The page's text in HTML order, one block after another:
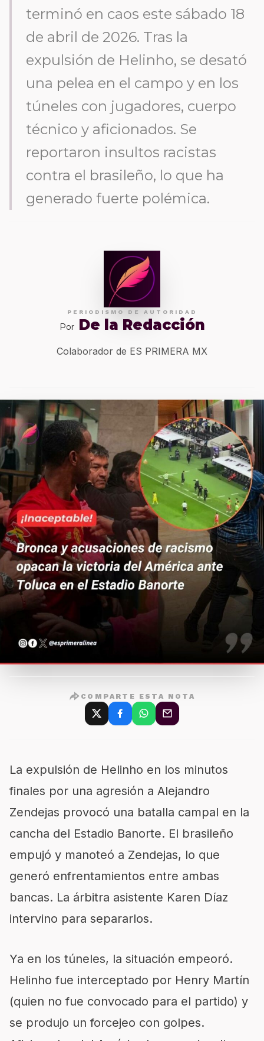
terminó en caos este sábado 18
de abril de 2026. Tras la
expulsión de Helinho, se desató
una pelea en el campo y en los
túneles con jugadores, cuerpo
técnico y aficionados. Se
reportaron insultos racistas
contra el brasileño, lo que ha
generado fuerte polémica.
PERIODISMO DE AUTORIDAD
Por De la Redacción
Colaborador de ES PRIMERA MX
COMPARTE ESTA NOTA
La expulsión de Helinho en los minutos
finales por una agresión a Alejandro
Zendejas provocó una batalla campal en la
cancha del Estadio Banorte. El brasileño
empujó y manoteó a Zendejas, lo que
generó enfrentamientos entre ambas
bancas. La árbitra asistente Karen Díaz
intervino para separarlos.
Ya en los túneles, la situación empeoró.
Helinho fue interceptado por Henry Martín
(quien no fue convocado para el partido) y
se produjo un forcejeo con golpes.